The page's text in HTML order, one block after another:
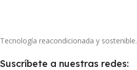
Tecnología reacondicionada y sostenible.
Suscríbete a nuestras redes: